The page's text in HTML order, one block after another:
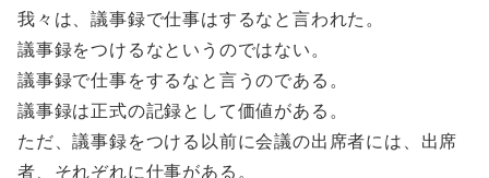
我々は、議事録で仕事はするなと言われた。
議事録をつけるなというのではない。
議事録で仕事をするなと言うのである。
議事録は正式の記録として価値がある。
ただ、議事録をつける以前に会議の出席者には、出席
者、それぞれに仕事がある。